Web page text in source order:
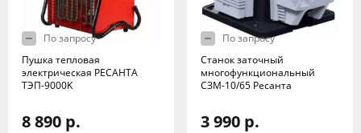
По запросу
Пушка тепловая
электрическая РЕСАНТА
ТЭП-9000K
8 890 р.
По запросу
Станок заточный
многофункциональный
СЗМ-10/65 Ресанта
3 990 р.